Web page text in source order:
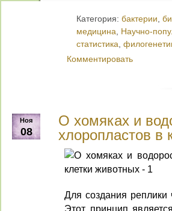
Категория: бактерии,
медицина, Научно-
статистика,
Комментировать
Ноя
08
О хомяках и
хлоропластов в
Для создания реплики
Этот принцип